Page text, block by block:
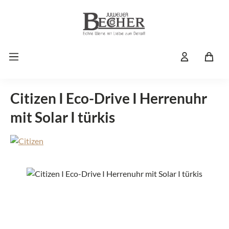
Zum Hauptinhalt springen
Citizen I Eco-Drive I Herrenuhr
mit Solar I türkis
Bildergalerie überspringen